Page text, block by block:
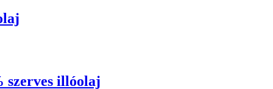
szerves illóolaj